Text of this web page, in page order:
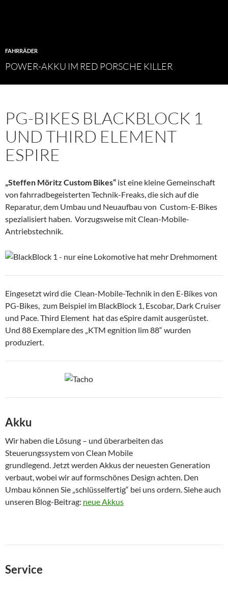
FAHRRÄDER
POWER-AKKU IM RED PORSCHE KILLER
PG-BIKES BLACKBLOCK 1
UND THIRD ELEMENT
ESPIRE
„Steffen Möritz Custom Bikes“ ist eine kleine Gemeinschaft
von fahrradbegeisterten Technik-Freaks, die sich auf die
Reparatur, dem Umbau und Neuaufbau von Custom-E-Bikes
spezialisiert haben. Vorzugsweise mit Clean-Mobile-
Antriebstechnik.
Eingesetzt wird die Clean-Mobile-Technik in den E-Bikes von
PG-Bikes, zum Beispiel im BlackBlock 1, Escobar, Dark Cruiser
und Pace. Third Element hat das eSpire damit ausgerüstet.
Und 88 Exemplare des „KTM egnition lim 88“ wurden
produziert.
Akku
Wir haben die Lösung – und überarbeiten das
Steuerungssystem von Clean Mobile
grundlegend. Jetzt werden Akkus der neuesten Generation
verbaut, wobei wir auf formschönes Design achten. Den
Umbau können Sie „schlüsselfertig“ bei uns ordern. Siehe auch
unseren Blog-Beitrag: neue Akkus
Service